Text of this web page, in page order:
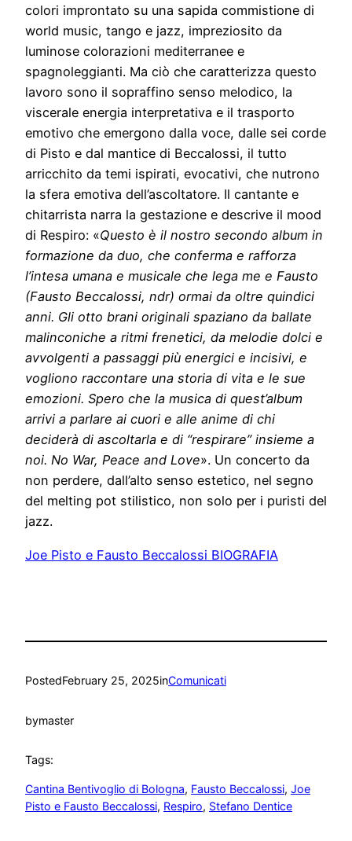
colori improntato su una sapida commistione di
world music, tango e jazz, impreziosito da
luminose colorazioni mediterranee e
spagnoleggianti. Ma ciò che caratterizza questo
lavoro sono il sopraffino senso melodico, la
viscerale energia interpretativa e il trasporto
emotivo che emergono dalla voce, dalle sei corde
di Pisto e dal mantice di Beccalossi, il tutto
arricchito da temi ispirati, evocativi, che nutrono
la sfera emotiva dell’ascoltatore. Il cantante e
chitarrista narra la gestazione e descrive il mood
di Respiro: «Questo è il nostro secondo album in
formazione da duo, che conferma e rafforza
l’intesa umana e musicale che lega me e Fausto
(Fausto Beccalossi, ndr) ormai da oltre quindici
anni. Gli otto brani originali spaziano da ballate
malinconiche a ritmi frenetici, da melodie dolci e
avvolgenti a passaggi più energici e incisivi, e
vogliono raccontare una storia di vita e le sue
emozioni. Spero che la musica di quest’album
arrivi a parlare ai cuori e alle anime di chi
deciderà di ascoltarla e di “respirare” insieme a
noi. No War, Peace and Love». Un concerto da
non perdere, dall’alto senso estetico, nel segno
del melting pot stilistico, non solo per i puristi del
jazz.
Joe Pisto e Fausto Beccalossi BIOGRAFIA
PostedFebruary 25, 2025inComunicati
bymaster
Tags:
Cantina Bentivoglio di Bologna, Fausto Beccalossi, Joe
Pisto e Fausto Beccalossi, Respiro, Stefano Dentice